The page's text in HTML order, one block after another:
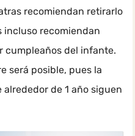
recomiendan retirarlo
incluso recomiendan
cumpleaños del infante.
será posible, pues la
de 1 año siguen